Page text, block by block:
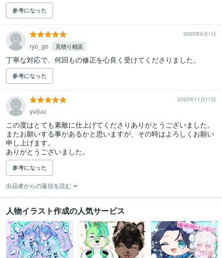
参考になった
2023年6月1日
ryo_go 見積り相談
丁寧な対応で、何回もの修正を心良く受けてくださりました。
参考になった
2022年11月11日
yuijuu
この度はとても素敵に仕上げてくださりありがとうございました。
またお願いする事があるかと思いますが、その時はよろしくお願い
申し上げます。
ありがとうございました。
参考になった
出品者からの返信を読む
人物イラスト作成の人気サービス